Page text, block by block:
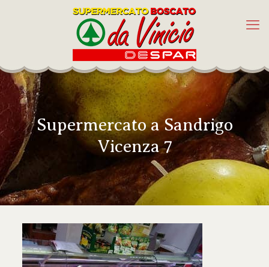
Supermercato a Sandrigo
Vicenza 7